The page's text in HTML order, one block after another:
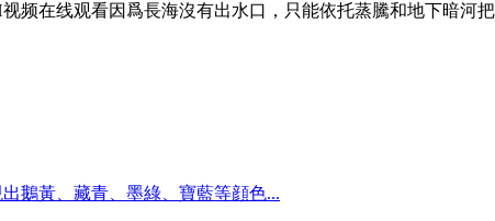
频在线观看因爲長海沒有出水口，只能依托蒸騰和地下暗河
鵝黃、藏青、墨綠、寶藍等顔色...